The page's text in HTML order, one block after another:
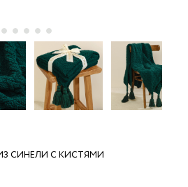
СИНЕЛИ С КИСТЯМИ